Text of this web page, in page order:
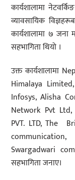
कार्यशालामा
व्यावसायिक
कार्यशालामा ७
सहभागिता थियो ।
उक्त कार्यशालामा
Himalaya
Infosys, Alisha
Network Pvt
PVT. LTD, The
Swargadwari
सहभागिता जनाए।